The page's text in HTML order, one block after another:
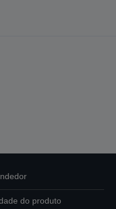
do produto